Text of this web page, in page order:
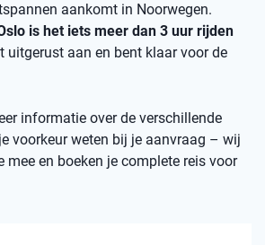
aankomt in Noorwegen.
is het iets meer dan 3 uur rijden
uitgerust aan en bent klaar voor de
informatie over de verschillende
voorkeur weten bij je aanvraag – wij
mee en boeken je complete reis voor